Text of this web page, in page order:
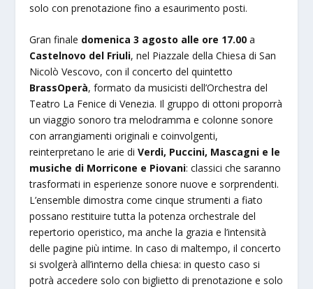
solo con prenotazione fino a esaurimento posti.
Gran finale domenica 3 agosto alle ore 17.00 a
Castelnovo del Friuli, nel Piazzale della Chiesa di San
Nicolò Vescovo, con il concerto del quintetto
BrassOperà, formato da musicisti dell’Orchestra del
Teatro La Fenice di Venezia. Il gruppo di ottoni proporrà
un viaggio sonoro tra melodramma e colonne sonore
con arrangiamenti originali e coinvolgenti,
reinterpretano le arie diVerdi, Puccini, Mascagni e le
musiche di Morricone e Piovani: classici che saranno
trasformati in esperienze sonore nuove e sorprendenti.
L’ensemble dimostra come cinque strumenti a fiato
possano restituire tutta la potenza orchestrale del
repertorio operistico, ma anche la grazia e l’intensità
delle pagine più intime. In caso di maltempo, il concerto
si svolgerà all’interno della chiesa: in questo caso si
potrà accedere solo con biglietto di prenotazione e solo